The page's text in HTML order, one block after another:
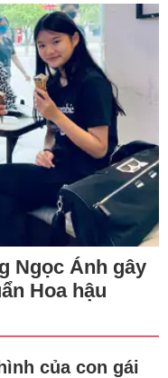
Ngọc Ánh gây
Hoa hậu
của con gái